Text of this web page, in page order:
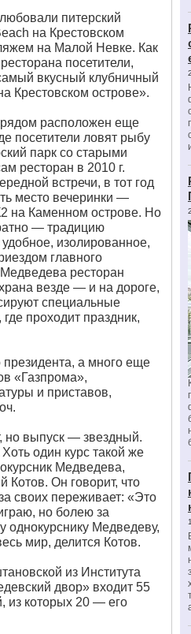
питерский
на Крестовском
на Малой Невке. Как
посетители,
вкусный клубничный
Крестовском острове».
рядом расположен еще
посетители ловят рыбу
парк со старыми
ресторан в 2010 г.
встречи, в тот год
место вечеринки —
на Каменном острове. Но
— традицию
изолированное,
главного
ресторан
везде — и на дороге,
специальные
проходит праздник,
а много еще
«Газпрома»,
и приставов,
но выпуск — звездный.
один курс такой же
Медведева,
Котов. Он говорит, что
своих переживает: «Это
но болею за
однокурснику Медведеву,
мир, делится Котов.
из Института
двор» входит 55
из которых 20 — его